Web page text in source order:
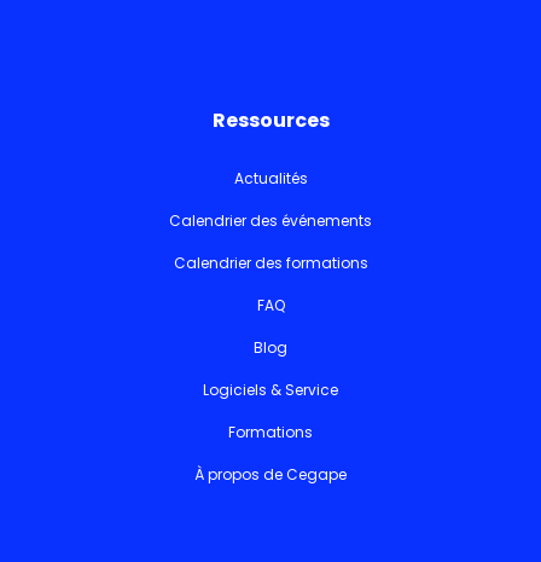
Ressources
Actualités
Calendrier des événements
Calendrier des formations
FAQ
Blog
Logiciels & Service
Formations
À propos de Cegape